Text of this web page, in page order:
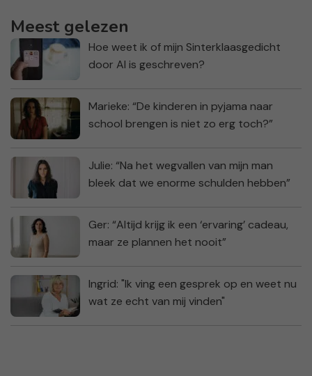
Meest gelezen
Hoe weet ik of mijn Sinterklaasgedicht
door AI is geschreven?
Marieke: “De kinderen in pyjama naar
school brengen is niet zo erg toch?”
Julie: “Na het wegvallen van mijn man
bleek dat we enorme schulden hebben”
Ger: “Altijd krijg ik een ‘ervaring’ cadeau,
maar ze plannen het nooit”
Ingrid: "Ik ving een gesprek op en weet nu
wat ze echt van mij vinden"